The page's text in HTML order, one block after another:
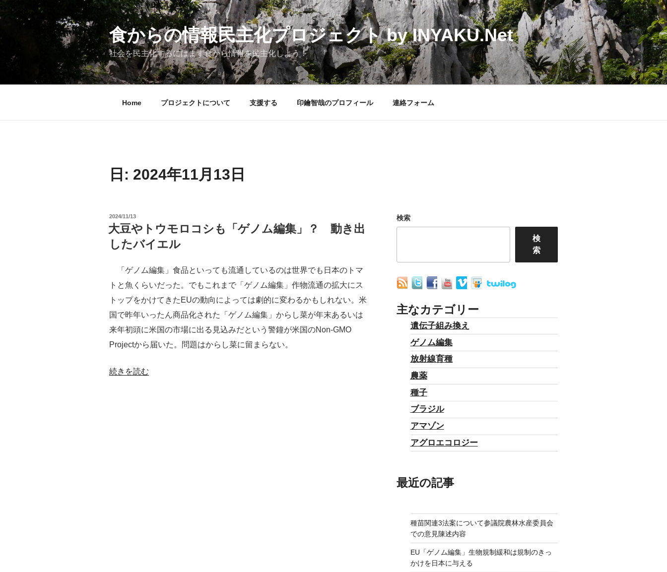
ン
ン
食からの情報民主化プロジェクト by INYAKU.Net
社会を民主化するにはまず食から情報を民主化しよう！
Home プロジェクトについて 支援する 印鑰智哉のプロフィール 連絡フォーム
日: 2024年11月13日
投
稿
日:
2024/11/13
大豆やトウモロコシも「ゲノム編集」？ 動き出
したバイエル
「ゲノム編集」食品といっても流通しているのは世界でも日本のトマ
トと魚くらいだった。でもこれまで「ゲノム編集」作物流通の拡大にス
トップをかけてきたEUの動向によっては劇的に変わるかもしれない。米
国で昨年いったん商品化された「ゲノム編集」からし菜が年末あるいは
来年初頭に米国の市場に出る見込みだという警鐘が米国のNon-GMO
Projectから届いた。問題はからし菜に留まらない。
“大
続きを読む
検索
検
索
主なカテゴリー
遺伝子組み換え
ゲノム編集
放射線育種
農薬
種子
ブラジル
アマゾン
アグロエコロジー
最近の記事
種苗関連3法案について参議院農林水産委員会
での意見陳述内容
EU「ゲノム編集」生物規制緩和は規制のきっ
かけを日本に与える